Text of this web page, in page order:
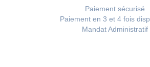
Paiement sécurisé
Paiement en 3 et 4 fois
Mandat Administratif